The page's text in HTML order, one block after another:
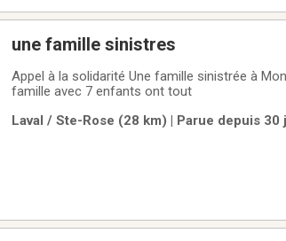
une famille sinistres
Appel à la solidarité Une famille sinistrée à
famille avec 7 enfants ont tout
Laval / Ste-Rose (28 km) | Parue depuis 30